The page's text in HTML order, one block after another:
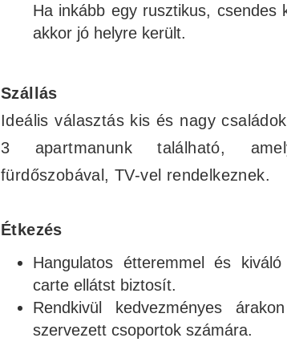
Ha inkább egy rusztikus, csendes
akkor jó helyre került.
Szállás
Ideális választás kis és nagy
3 apartmanunk található,
fürdőszobával, TV-vel rendelkeznek.
Étkezés
Hangulatos étteremmel és
carte ellátst biztosít.
Rendkivül kedvezményes
szervezett csoportok számára.